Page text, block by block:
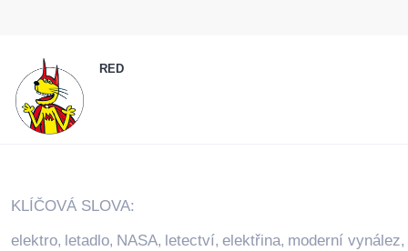
RED
KLÍČOVÁ SLOVA:
elektro, letadlo, NASA, letectví, elektřina, moderní vynález,